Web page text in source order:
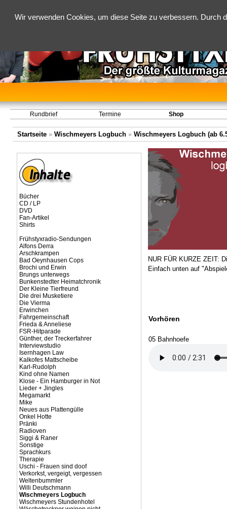
Wir verwenden Cookies, um diese Seite zu verbessern.
Rundbrief Termine Shop
Startseite» Wischmeyers Logbuch» Wischmeyers Logbuch (ab
Bücher
CD / LP
DVD
Fan-Artikel
Shirts
Frühstyxradio-Sendungen
Alfons Derra
Arschkrampen
Bad Oeynhausen Cops
Brochi und Erwin
Brungs unterwegs
Bunkenstedter Heimatchronik
Der Kleine Tierfreund
Die drei Musketiere
Die Vierma
Erwinchen
Fahrgemeinschaft
Frieda & Anneliese
FSR-Hitparade
Günther, der Treckerfahrer
Interviewstudio
Isernhagen Law
Kalkofes Mattscheibe
Karl-Rudolph
Kind ohne Namen
Klose - Ein Hamburger in Not
Lieder + Jingles
Megamarkt
Mike
Neues aus Plattengülle
Onkel Hotte
Pränki
Radioven
Siggi & Raner
Sonstige
Sprachkurs
Therapie
Uschi - Frauen sind doof
Verkorkst, vergeigt, vergessen
Weltenbummler
Willi Deutschmann
Wischmeyers Logbuch
Wischmeyers Stundenhotel
NUR FÜR KURZE ZEIT:
Einfach unten auf
Vorhören
05 Bahnhoefe